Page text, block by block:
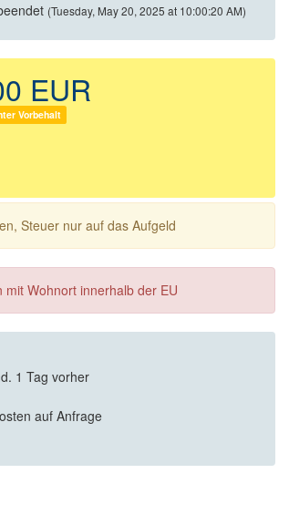
(Tuesday, May 20, 2025 at 10:00:20 AM)
EUR
Vorbehalt
Steuer nur auf das Aufgeld
Wohnort innerhalb der EU
1 Tag vorher
auf Anfrage